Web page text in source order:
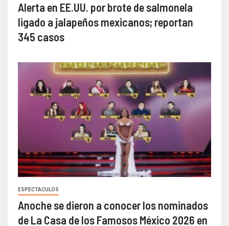
Alerta en EE.UU. por brote de salmonela
ligado a jalapeños mexicanos; reportan
345 casos
ESPECTACULOS
Anoche se dieron a conocer los nominados
de La Casa de los Famosos México 2026 en